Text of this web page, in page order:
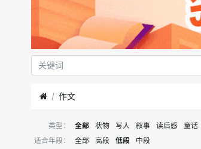
作文
类型： 全部 状物 写人 叙事 读后感 童话
适合年段：
全部 高段 低段 中段